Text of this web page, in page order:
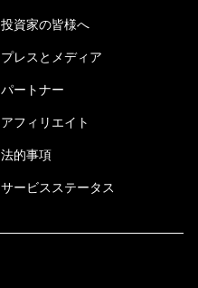
投資家の皆様へ
プレスとメディア
パートナー
アフィリエイト
法的事項
サービスステータス